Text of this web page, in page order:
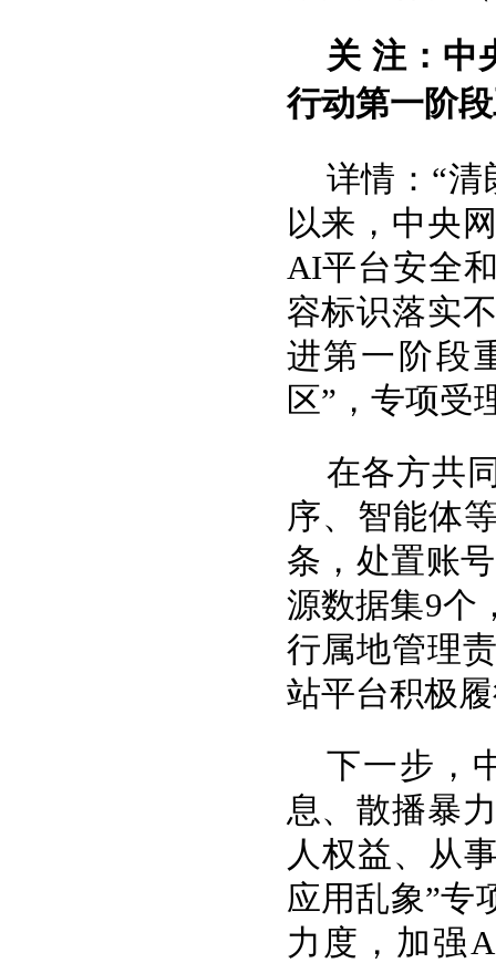
关 注：中
行动第一阶
详情：“清
以来，中央
AI平台安全
容标识落实
进第一阶段
区”，专项受
在各方共
序、智能体
条，处置账
源数据集9个
行属地管理
站平台积极
下一步，
息、散播暴
人权益、从
应用乱象”专
力度，加强